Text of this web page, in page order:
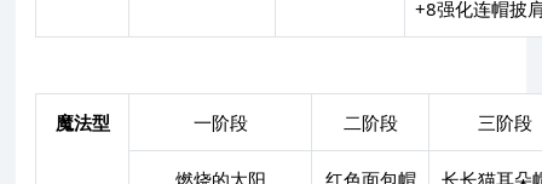
+8强化连帽披
魔法型 一阶段 二阶段 三阶段
燃烧的太阳 红色面包帽 长长猫耳朵